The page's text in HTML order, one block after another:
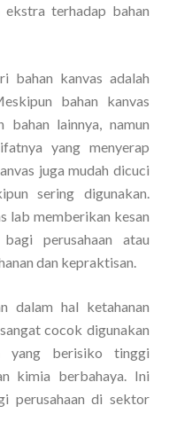
ekstra terhadap bahan
bahan kanvas adalah
bahan kanvas
lainnya, namun
yang menyerap
juga mudah dicuci
sering digunakan.
lab memberikan kesan
perusahaan atau
dan kepraktisan.
dalam hal ketahanan
cocok digunakan
yang berisiko tinggi
kimia berbahaya. Ini
perusahaan di sektor